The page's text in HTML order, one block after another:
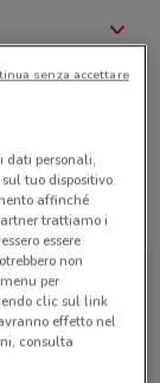
dati personali,
tuo dispositivo.
affinché
trattiamo i
essere
non
per
clic sul link
effetto nel
consulta
senza accettare